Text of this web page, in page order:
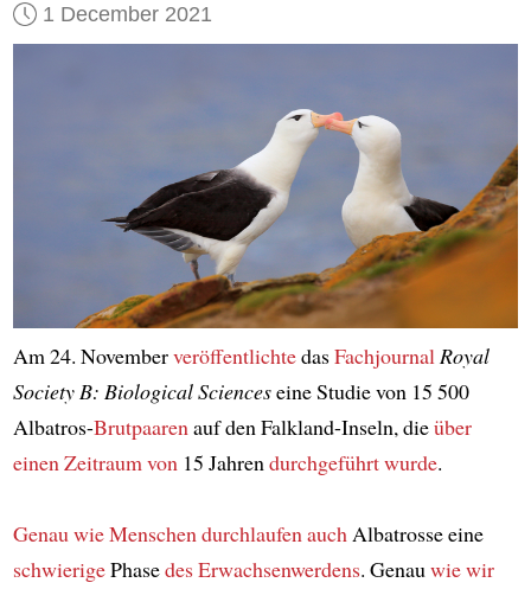
1 December 2021
Am 24. NovemberveröffentlichtedasFachjournalRoyal
Society B: Biological Scienceseine Studie von 15 500
Albatros-Brutpaarenauf den Falkland-Inseln, dieüber
einen Zeitraum von15 Jahrendurchgeführt wurde.
Genau wie MenschendurchlaufenauchAlbatrosse eine
schwierigePhasedes Erwachsenwerdens. Genauwie wir